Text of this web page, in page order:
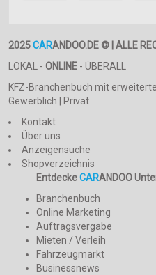
2025CARANDOO.DE © | ALLE
LOKAL - ONLINE - ÜBERALL
KFZ-Branchenbuch mit
Gewerblich | Privat
Kontakt
Über uns
Anzeigensuche
Shopverzeichnis
EntdeckeCARANDOO
Branchenbuch
Online Marketing
Auftragsvergabe
Mieten / Verleih
Fahrzeugmarkt
Businessnews